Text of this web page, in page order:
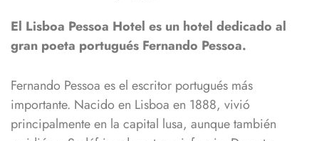
El Lisboa Pessoa Hotel es un hotel dedicado al
gran poeta portugués Fernando Pessoa.
Fernando Pessoa es el escritor portugués más
importante. Nacido en Lisboa en 1888, vivió
principalmente en la capital lusa, aunque también